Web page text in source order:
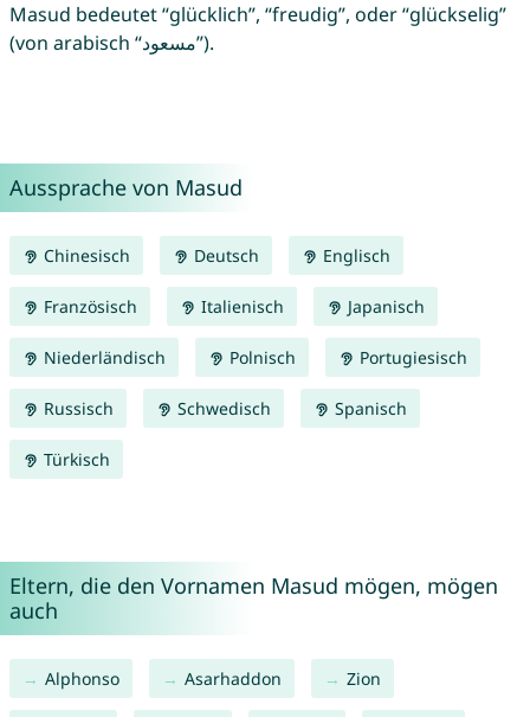
Masud bedeutet “glücklich”, “freudig”, oder “glückselig”
(von arabisch “مسعود”).
Aussprache von Masud
Chinesisch Deutsch Englisch
Französisch Italienisch Japanisch
Niederländisch Polnisch Portugiesisch
Russisch Schwedisch Spanisch
Türkisch
Eltern, die den Vornamen Masud mögen, mögen
auch
Alphonso Asarhaddon Zion